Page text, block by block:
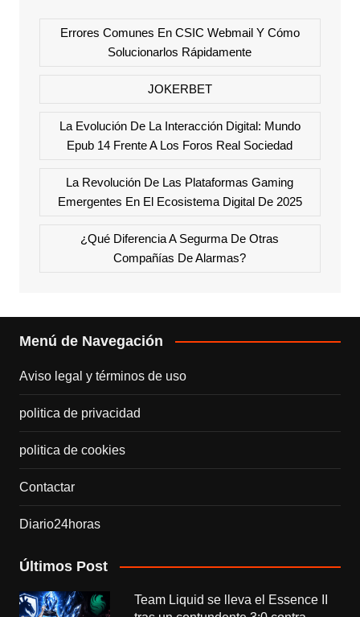
Errores Comunes En CSIC Webmail Y Cómo
Solucionarlos Rápidamente
JOKERBET
La Evolución De La Interacción Digital: Mundo
Epub 14 Frente A Los Foros Real Sociedad
La Revolución De Las Plataformas Gaming
Emergentes En El Ecosistema Digital De 2025
¿Qué Diferencia A Segurma De Otras
Compañías De Alarmas?
Menú de Navegación
Aviso legal y términos de uso
politica de privacidad
politica de cookies
Contactar
Diario24horas
Últimos Post
Team Liquid se lleva el Essence II